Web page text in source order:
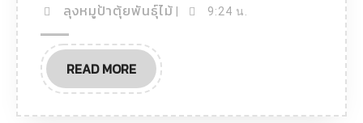
ลุงหมูป้าตุ้ยพันธุ์ไม้
9:24 น.
READ MORE